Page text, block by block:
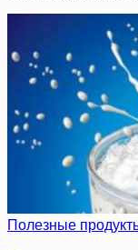
Полезные